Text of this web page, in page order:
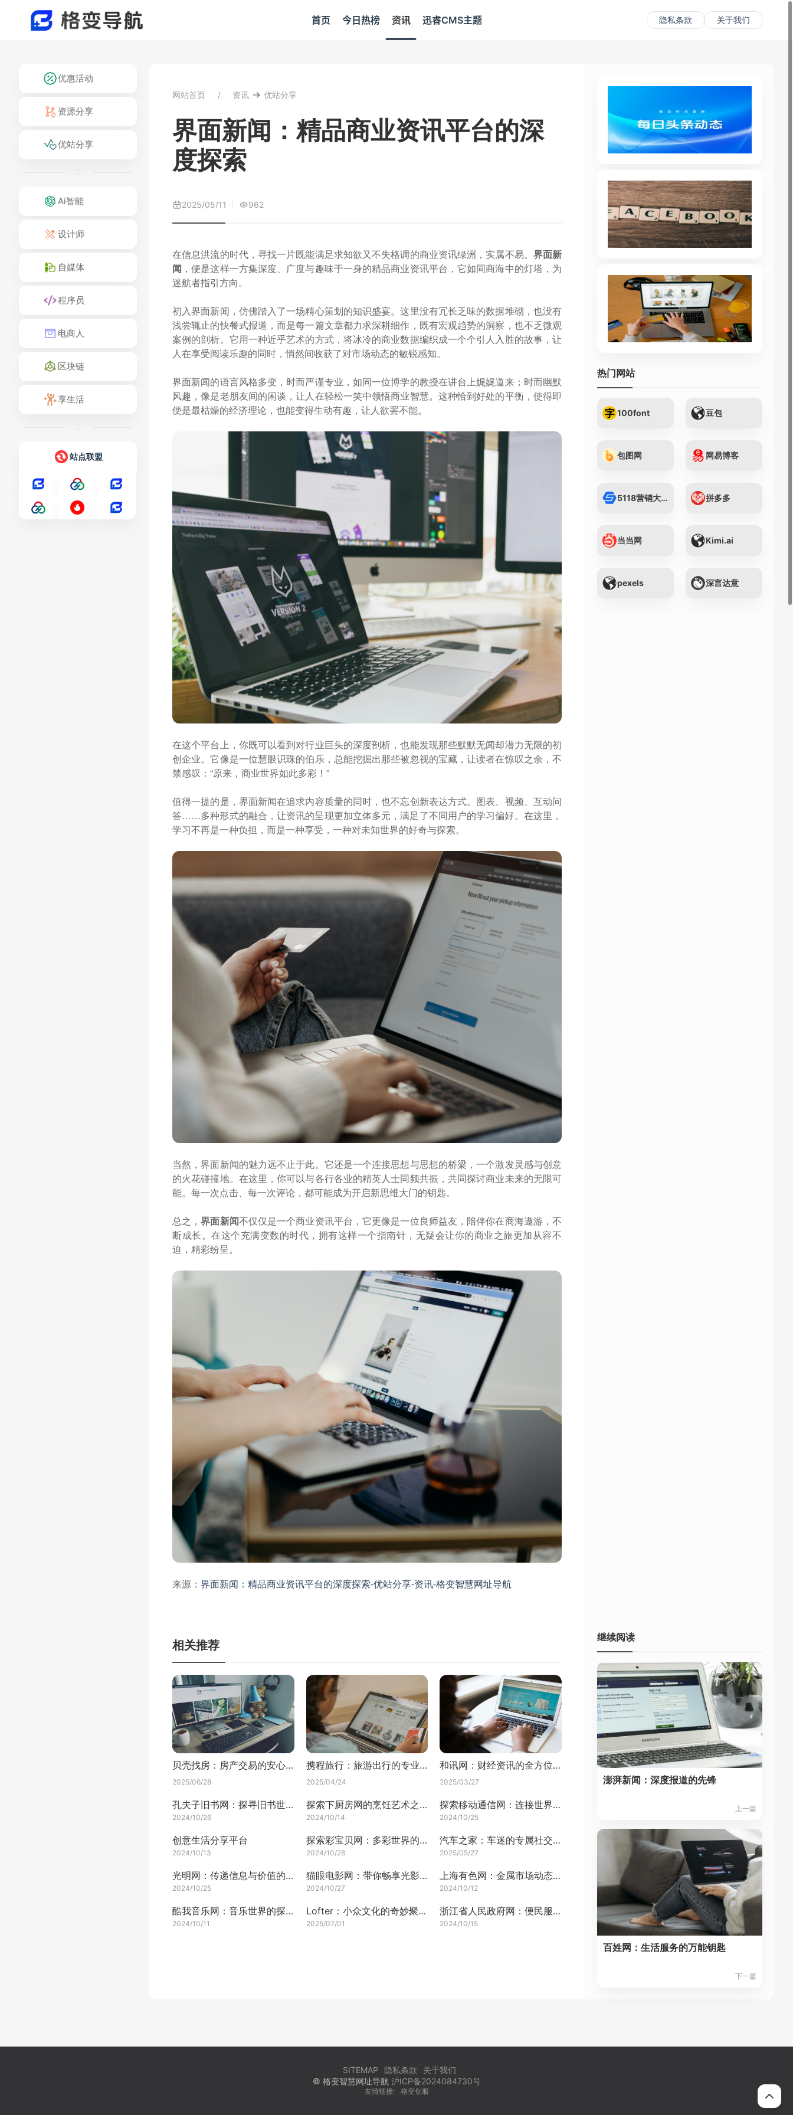
首页 今日热榜 资讯 迅睿CMS主题 隐私条款 关于我们
优惠活动
资源分享
优站分享
Ai智能
设计师
自媒体
程序员
电商人
区块链
享生活
站点联盟
网站首页 资讯 → 优站分享
界面新闻：精品商业资讯平台的深
度探索
2025/05/11 962
在信息洪流的时代，寻找一片既能满足求知欲又不失格调的商业资讯绿洲，实属不易。 界面新
闻 ，便是这样一方集深度、广度与趣味于一身的精品商业资讯平台，它如同商海中的灯塔，为
迷航者指引方向。
初入界面新闻，仿佛踏入了一场精心策划的知识盛宴。这里没有冗长乏味的数据堆砌，也没有
浅尝辄止的快餐式报道，而是每一篇文章都力求深耕细作，既有宏观趋势的洞察，也不乏微观
案例的剖析。它用一种近乎艺术的方式，将冰冷的商业数据编织成一个个引人入胜的故事，让
人在享受阅读乐趣的同时，悄然间收获了对市场动态的敏锐感知。
界面新闻的语言风格多变，时而严谨专业，如同一位博学的教授在讲台上娓娓道来；时而幽默
风趣，像是老朋友间的闲谈，让人在轻松一笑中领悟商业智慧。这种恰到好处的平衡，使得即
便是最枯燥的经济理论，也能变得生动有趣，让人欲罢不能。
在这个平台上，你既可以看到对行业巨头的深度剖析，也能发现那些默默无闻却潜力无限的初
创企业。它像是一位慧眼识珠的伯乐，总能挖掘出那些被忽视的宝藏，让读者在惊叹之余，不
禁感叹：“原来，商业世界如此多彩！”
值得一提的是，界面新闻在追求内容质量的同时，也不忘创新表达方式。图表、视频、互动问
答……多种形式的融合，让资讯的呈现更加立体多元，满足了不同用户的学习偏好。在这里，
学习不再是一种负担，而是一种享受，一种对未知世界的好奇与探索。
当然，界面新闻的魅力远不止于此。它还是一个连接思想与思想的桥梁，一个激发灵感与创意
的火花碰撞地。在这里，你可以与各行各业的精英人士同频共振，共同探讨商业未来的无限可
能。每一次点击、每一次评论，都可能成为开启新思维大门的钥匙。
总之，界面新闻不仅仅是一个商业资讯平台，它更像是一位良师益友，陪伴你在商海遨游，不
断成长。在这个充满变数的时代，拥有这样一个指南针，无疑会让你的商业之旅更加从容不
迫，精彩纷呈。
来源： 界面新闻：精品商业资讯平台的深度探索-优站分享-资讯-格变智慧网址导航
热门网站
100font 豆包
包图网 网易博客
5118营销大数据... 拼多多
当当网 Kimi.ai
pexels 深言达意
相关推荐
贝壳找房：房产交易的安心港湾
2025/06/28
携程旅行：旅游出行的专业管家
2025/04/24
和讯网：财经资讯的全方位服务
2025/03/27
孔夫子旧书网：探寻旧书世界的宝藏之地
2024/10/26
探索下厨房网的烹饪艺术之旅
2024/10/14
探索移动通信网：连接世界的无形纽带
2024/10/25
创意生活分享平台
2024/10/13
探索彩宝贝网：多彩世界的一扇窗
2024/10/28
汽车之家：车迷的专属社交乐园
2025/05/27
光明网：传递信息与价值的重要平台
2024/10/25
猫眼电影网：带你畅享光影世界的奇妙之旅
2024/10/27
上海有色网：金属市场动态新风向标
2024/10/12
酷我音乐网：音乐世界的探索之旅
2024/10/11
Lofter：小众文化的奇妙聚集地
2025/07/01
浙江省人民政府网：便民服务的数字化门户
2024/10/15
继续阅读
澎湃新闻：深度报道的先锋
上一篇
百姓网：生活服务的万能钥匙
下一篇
SITEMAP 隐私条款
关于我们
© 格变智慧网址导航 沪ICP备2024084730号
友情链接: 格变创服